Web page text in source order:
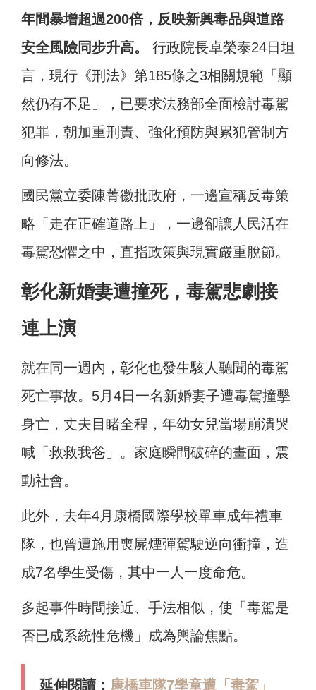
年間暴增超過200倍，反映新興毒品與道路
安全風險同步升高。 行政院長卓榮泰24日坦
言，現行《刑法》第185條之3相關規範「顯
然仍有不足」，已要求法務部全面檢討毒駕
犯罪，朝加重刑責、強化預防與累犯管制方
向修法。
國民黨立委陳菁徽批政府，一邊宣稱反毒策
略「走在正確道路上」，一邊卻讓人民活在
毒駕恐懼之中，直指政策與現實嚴重脫節。
彰化新婚妻遭撞死，毒駕悲劇接
連上演
就在同一週內，彰化也發生駭人聽聞的毒駕
死亡事故。5月4日一名新婚妻子遭毒駕撞擊
身亡，丈夫目睹全程，年幼女兒當場崩潰哭
喊「救救我爸」。家庭瞬間破碎的畫面，震
動社會。
此外，去年4月康橋國際學校單車成年禮車
隊，也曾遭施用喪屍煙彈駕駛逆向衝撞，造
成7名學生受傷，其中一人一度命危。
多起事件時間接近、手法相似，使「毒駕是
否已成系統性危機」成為輿論焦點。
延伸閱讀： 康橋車隊7學童遭「毒駕」